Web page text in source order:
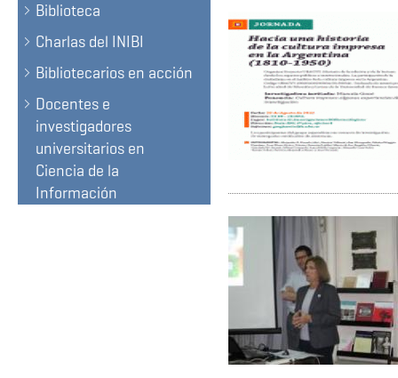
Biblioteca
Charlas del INIBI
Bibliotecarios en acción
Docentes e
investigadores
universitarios en
Ciencia de la
Información